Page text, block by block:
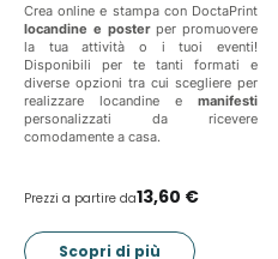
Crea online e stampa con DoctaPrint
locandine e posterper promuovere
la tua attività o i tuoi eventi!
Disponibili per te tanti formati e
diverse opzioni tra cui scegliere per
realizzare locandine e manifesti
personalizzati da ricevere
comodamente a casa.
Prezzi a partire da13,60 €
Scopri di più